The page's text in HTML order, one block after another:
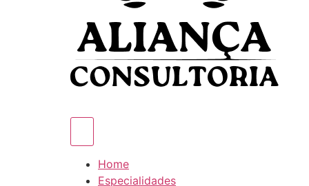
Home
Especialidades